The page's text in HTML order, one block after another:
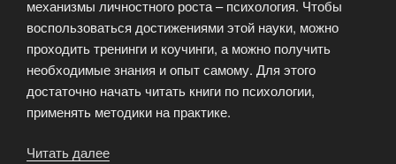
механизмы личностного роста – психология. Чтобы
воспользоваться достижениями этой науки, можно
проходить тренинги и коучинги, а можно получить
необходимые знания и опыт самому. Для этого
достаточно начать читать книги по психологии,
применять методики на практике.
Читать далее